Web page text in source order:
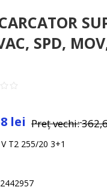
SPD,
lei Preț vechi:
V T2 255/20 3+1